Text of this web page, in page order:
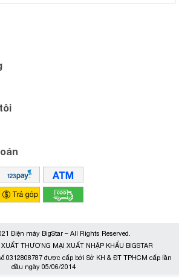
Điện máy BigStar – All Rights Reserved.
THƯƠNG MẠI XUẤT NHẬP KHẨU BIGSTAR
0312808787 được cấp bởi Sở KH & ĐT TPHCM cấp lần
đầu ngày 05/06/2014